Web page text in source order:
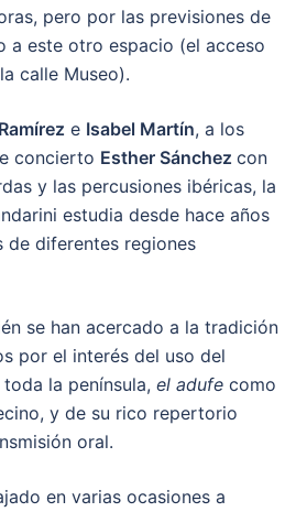
pero por las previsiones de
a este otro espacio (el acceso
calle Museo).
e Isabel Martín, a los
concierto Esther Sánchez con
y las percusiones ibéricas, la
estudia desde hace años
de diferentes regiones
se han acercado a la tradición
por el interés del uso del
la península, el adufe como
y de su rico repertorio
oral.
en varias ocasiones a